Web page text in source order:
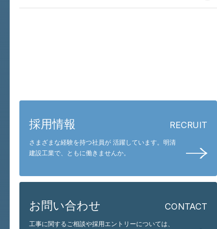
採用情報 RECRUIT
さまざまな経験を持つ社員が 活躍しています。 明清
建設工業で、ともに働きませんか。
お問い合わせ CONTACT
工事に関するご相談や採用エントリーについては、